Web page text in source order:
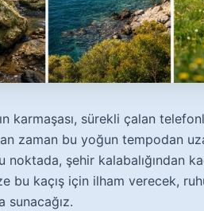
karmaşası, sürekli çalan
zaman bu yoğun tempodan
noktada, şehir kalabalığından
bu kaçış için ilham verecek,
sunacağız.